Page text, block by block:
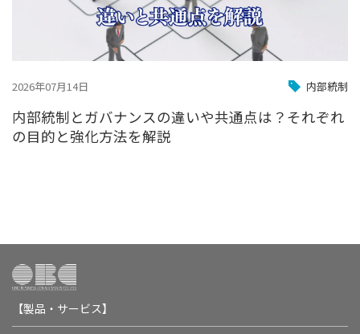
2026年07月14日 内部統制
内部統制とガバナンスの違いや共通点は？それぞれ
の目的と強化方法を解説
【製品・サービス】